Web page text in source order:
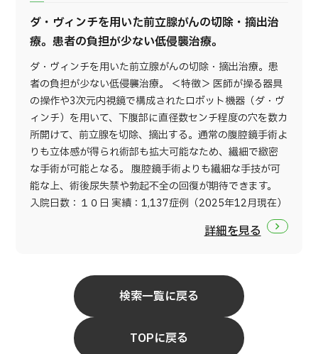
ダ・ヴィンチを用いた前立腺がんの切除・摘出治
療。患者の負担が少ない低侵襲治療。
ダ・ヴィンチを用いた前立腺がんの切除・摘出治療。患
者の負担が少ない低侵襲治療。 ＜特徴＞ 医師が操る器具
の操作や3次元内視鏡で構成されたロボット機器（ダ・ヴ
ィンチ）を用いて、下腹部に直径数センチ程度の穴を数カ
所開けて、前立腺を切除、摘出する。通常の腹腔鏡手術よ
りも立体感が得られ術部も拡大可能なため、繊細で緻密
な手術が可能となる。 腹腔鏡手術よりも繊細な手技が可
能な上、術後尿失禁や勃起不全の回復が期待できます。
入院日数：１０日 実績：1,137症例（2025年12月現在）
詳細を見る
検索一覧に戻る
TOPに戻る